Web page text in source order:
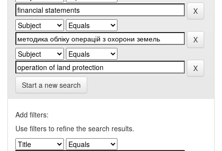
Start a new search
Add filters:
Use filters to refine the search results.